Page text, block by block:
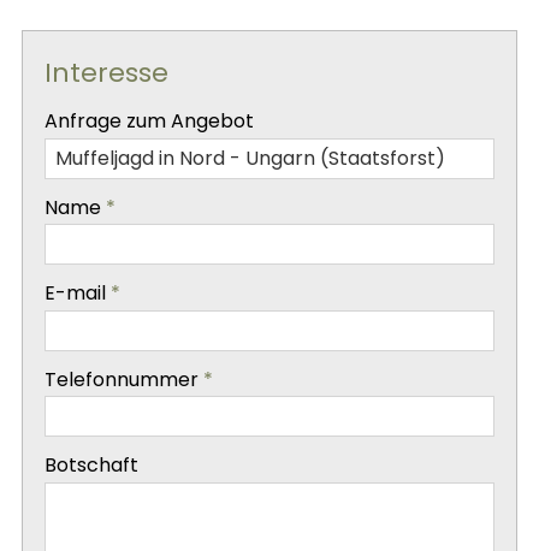
Interesse
Anfrage zum Angebot
Name *
E-mail *
Telefonnummer *
Botschaft